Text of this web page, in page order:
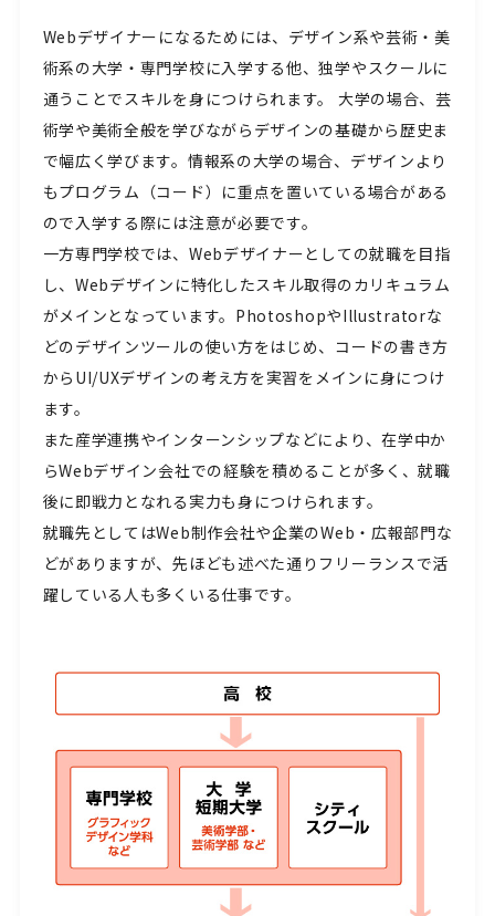
Webデザイナーになるためには、デザイン系や芸術・美
術系の大学・専門学校に入学する他、独学やスクールに
通うことでスキルを身につけられます。 大学の場合、芸
術学や美術全般を学びながらデザインの基礎から歴史ま
で幅広く学びます。情報系の大学の場合、デザインより
もプログラム（コード）に重点を置いている場合がある
ので入学する際には注意が必要です。
一方専門学校では、Webデザイナーとしての就職を目指
し、Webデザインに特化したスキル取得のカリキュラム
がメインとなっています。PhotoshopやIllustratorな
どのデザインツールの使い方をはじめ、コードの書き方
からUI/UXデザインの考え方を実習をメインに身につけ
ます。
また産学連携やインターンシップなどにより、在学中か
らWebデザイン会社での経験を積めることが多く、就職
後に即戦力となれる実力も身につけられます。
就職先としてはWeb制作会社や企業のWeb・広報部門な
どがありますが、先ほども述べた通りフリーランスで活
躍している人も多くいる仕事です。